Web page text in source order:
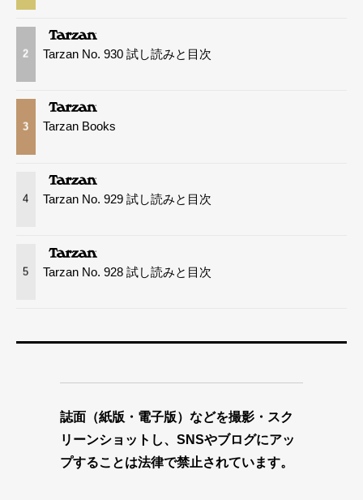
2 Tarzan No. 930 試し読みと目次
3 Tarzan Books
4 Tarzan No. 929 試し読みと目次
5 Tarzan No. 928 試し読みと目次
誌面（紙版・電子版）などを撮影・スク
リーンショットし、SNSやブログにアッ
プすることは法律で禁止されています。